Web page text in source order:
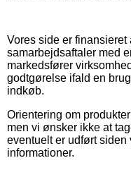
Vores side er finansieret
samarbejdsaftaler med
markedsfører
godtgørelse ifald en
indkøb.
Orientering om
men vi ønsker ikke at
eventuelt er udført
informationer.